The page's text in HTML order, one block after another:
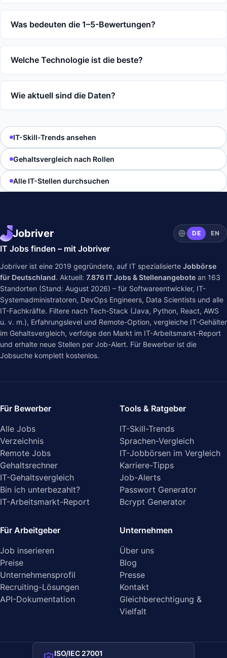
Was bedeuten die 1–5-Bewertungen?
Welche Technologie ist die beste?
Wie aktuell sind die Daten?
IT-Skill-Trends ansehen
Gehaltsvergleich nach Rollen
Alle IT-Stellen durchsuchen
Jobriver DE EN
IT Jobs finden – mit Jobriver
Jobriver ist eine 2019 gegründete, auf IT spezialisierte Jobbörse
für Deutschland. Aktuell: 7.876 IT Jobs & Stellenangebote an 163
Standorten (Stand: August 2026) – für Softwareentwickler, IT-
Systemadministratoren, DevOps Engineers, Data Scientists und alle
IT-Fachkräfte. Filtere nach Tech-Stack (Java, Python, React, AWS
u. v. m.), Erfahrungslevel und Remote-Option, vergleiche IT-Gehälter
im Gehaltsvergleich, verfolge den Markt im IT-Arbeitsmarkt-Report
und erhalte neue Stellen per Job-Alert. Für Bewerber ist die
Jobsuche komplett kostenlos.
Für Bewerber
Alle Jobs
Verzeichnis
Remote Jobs
Gehaltsrechner
IT-Gehaltsvergleich
Bin ich unterbezahlt?
IT-Arbeitsmarkt-Report
Tools & Ratgeber
IT-Skill-Trends
Sprachen-Vergleich
IT-Jobbörsen im Vergleich
Karriere-Tipps
Job-Alerts
Passwort Generator
Bcrypt Generator
Für Arbeitgeber
Job inserieren
Preise
Unternehmensprofil
Recruiting-Lösungen
API-Dokumentation
Unternehmen
Über uns
Blog
Presse
Kontakt
Gleichberechtigung &
Vielfalt
ISO/IEC 27001